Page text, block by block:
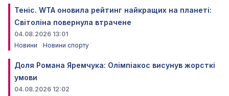
Теніс. WTA оновила рейтинг найкращих на планеті:
Світоліна повернула втрачене
04.08.2026 13:01
Новини
Новини спорту
Доля Романа Яремчука: Олімпіакос висунув жорсткі
умови
04.08.2026 12:02